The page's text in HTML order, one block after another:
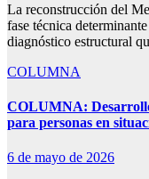
La reconstrucción del
fase técnica
diagnóstico estructural
COLUMNA
COLUMNA:
para personas en
6 de mayo de 2026